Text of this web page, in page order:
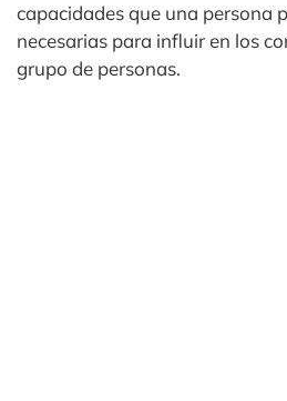
capacidades que una persona
necesarias para influir en los
grupo de personas.